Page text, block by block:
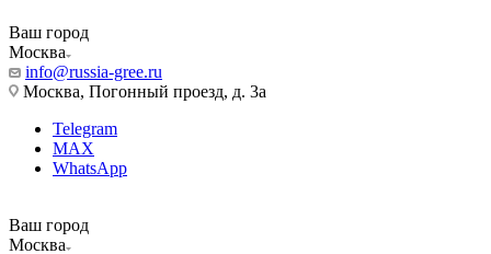
Ваш город
Москва
info@russia-gree.ru
Москва, Погонный проезд, д. 3а
Telegram
MAX
WhatsApp
Ваш город
Москва